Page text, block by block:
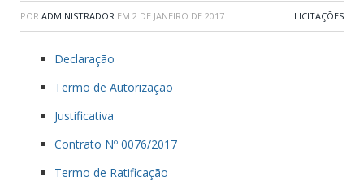
POR ADMINISTRADOR EM 2 DE JANEIRO DE 2017 LICITAÇÕES
Declaração
Termo de Autorização
Justificativa
Contrato Nº 0076/2017
Termo de Ratificação